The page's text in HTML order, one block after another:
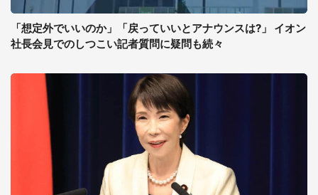
「想定外でいいのか」「戻っていいとアナウンスは?」 イオン
社長会見でのしつこい記者質問に疑問も続々